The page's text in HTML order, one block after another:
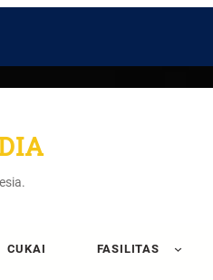
CUKAI FASILITAS